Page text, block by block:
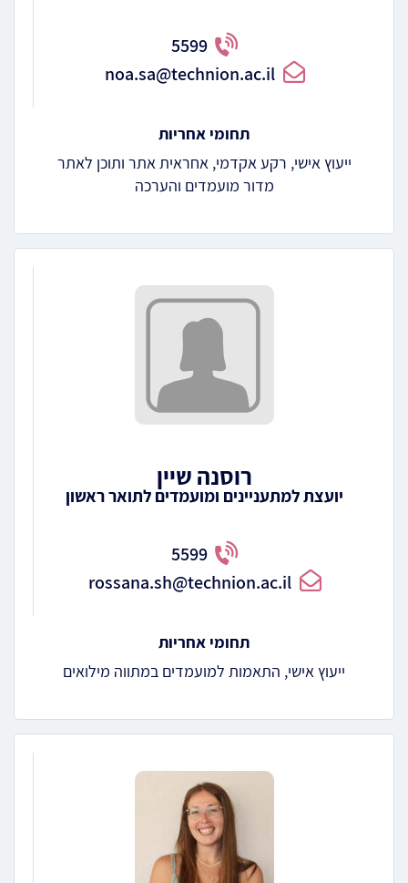
5599
noa.sa@technion.ac.il
תחומי אחריות
ייעוץ אישי, רקע אקדמי, אחראית אתר ותוכן לאתר
מדור מועמדים והערכה
רוסנה שיין
יועצת למתעניינים ומועמדים לתואר ראשון
5599
rossana.sh@technion.ac.il
תחומי אחריות
ייעוץ אישי, התאמות למועמדים במתווה מילואים